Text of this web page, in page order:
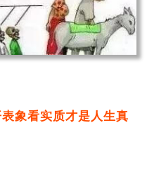
象看实质才是人生真